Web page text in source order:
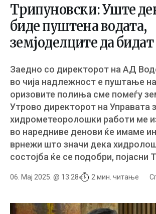
Трипуновски: Уште
биде пуштена водата,
земјоделците да
Заедно со директорот на АД
во чија надлежност е пуштање
оризовите полиња сме помеѓу
Утрово директорот на Управата
хидрометеоролошки работи ме
во наредниве денови ќе имаме
врнежи што значи дека
состојба ќе се подобри, појасни
06. Мај 2025. @ 13:28 2 мин. читање